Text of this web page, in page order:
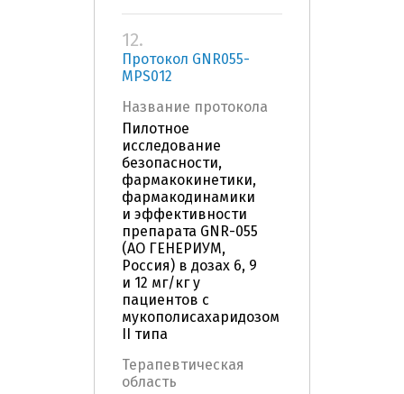
12.
Протокол GNR055-
MPS012
Название протокола
Пилотное
исследование
безопасности,
фармакокинетики,
фармакодинамики
и эффективности
препарата GNR-055
(АО ГЕНЕРИУМ,
Россия) в дозах 6, 9
и 12 мг/кг у
пациентов с
мукополисахаридозом
II типа
Терапевтическая
область